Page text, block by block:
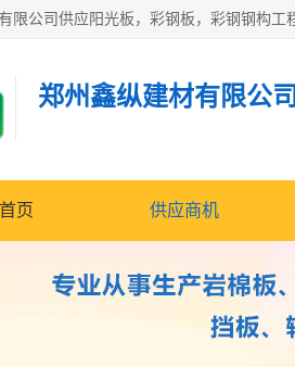
郑州鑫纵建材有限公司
页 供应商机